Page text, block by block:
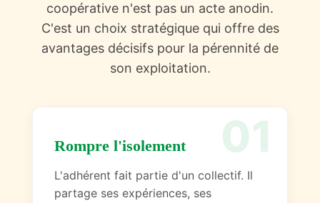
coopérative n'est pas un acte anodin.
C'est un choix stratégique qui offre des
avantages décisifs pour la pérennité de
son exploitation.
01
Rompre l'isolement
L'adhérent fait partie d'un collectif. Il
partage ses expériences, ses